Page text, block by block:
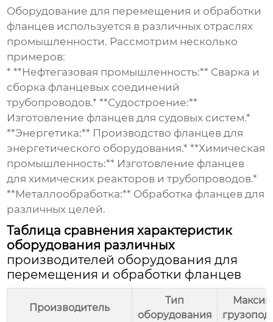
Оборудование для перемещения и обработки
фланцев используется в различных отраслях
промышленности. Рассмотрим несколько
примеров:
* **Нефтегазовая промышленность:** Сварка и
сборка фланцевых соединений
трубопроводов.* **Судостроение:**
Изготовление фланцев для судовых систем.*
**Энергетика:** Производство фланцев для
энергетического оборудования.* **Химическая
промышленность:** Изготовление фланцев
для химических реакторов и трубопроводов.*
**Металлообработка:** Обработка фланцев для
различных целей.
Таблица сравнения характеристик
оборудования различных
производителей оборудования для
перемещения и обработки фланцев
Производитель
Тип
оборудования